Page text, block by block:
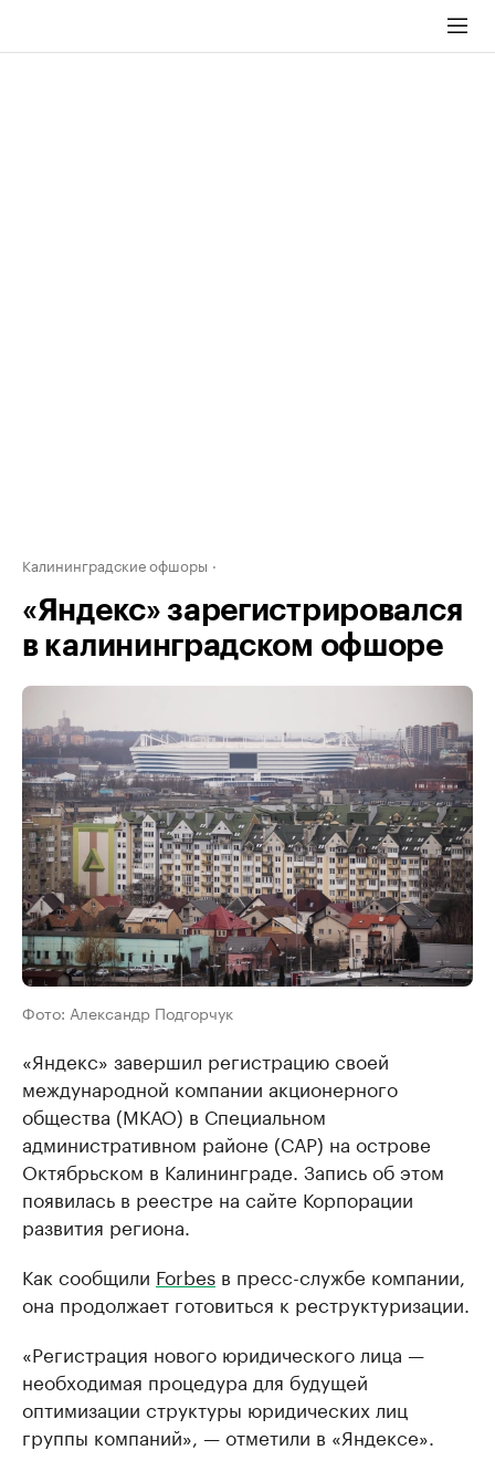
Калининградские офшоры
«Яндекс» зарегистрировался
в калининградском офшоре
Фото: Александр Подгорчук
«Яндекс» завершил регистрацию своей
международной компании акционерного
общества (МКАО) в Специальном
административном районе (САР) на острове
Октябрьском в Калининграде. Запись об этом
появилась в реестре на сайте Корпорации
развития региона.
Как сообщили Forbes в пресс-службе компании,
она продолжает готовиться к реструктуризации.
«Регистрация нового юридического лица —
необходимая процедура для будущей
оптимизации структуры юридических лиц
группы компаний», — отметили в «Яндексе».